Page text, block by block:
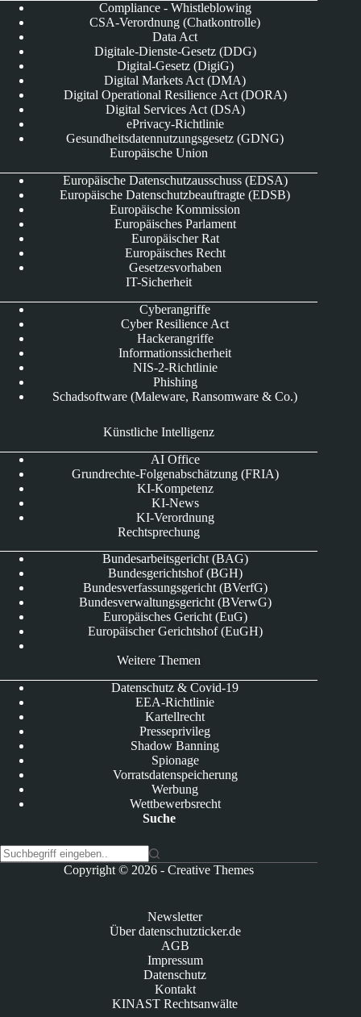
Compliance - Whistleblowing
CSA-Verordnung (Chatkontrolle)
Data Act
Digitale-Dienste-Gesetz (DDG)
Digital-Gesetz (DigiG)
Digital Markets Act (DMA)
Digital Operational Resilience Act (DORA)
Digital Services Act (DSA)
ePrivacy-Richtlinie
Gesundheitsdatennutzungsgesetz (GDNG)
Europäische Union
Europäische Datenschutzausschuss (EDSA)
Europäische Datenschutzbeauftragte (EDSB)
Europäische Kommission
Europäisches Parlament
Europäischer Rat
Europäisches Recht
Gesetzesvorhaben
IT-Sicherheit
Cyberangriffe
Cyber Resilience Act
Hackerangriffe
Informationssicherheit
NIS-2-Richtlinie
Phishing
Schadsoftware (Maleware, Ransomware & Co.)
Künstliche Intelligenz
AI Office
Grundrechte-Folgenabschätzung (FRIA)
KI-Kompetenz
KI-News
KI-Verordnung
Rechtsprechung
Bundesarbeitsgericht (BAG)
Bundesgerichtshof (BGH)
Bundesverfassungsgericht (BVerfG)
Bundesverwaltungsgericht (BVerwG)
Europäisches Gericht (EuG)
Europäischer Gerichtshof (EuGH)
Weitere Themen
Datenschutz & Covid-19
EEA-Richtlinie
Kartellrecht
Presseprivileg
Shadow Banning
Spionage
Vorratsdatenspeicherung
Werbung
Wettbewerbsrecht
Suche
Copyright © 2026 -Creative Themes
Newsletter
Über datenschutzticker.de
AGB
Impressum
Datenschutz
Kontakt
KINAST Rechtsanwälte